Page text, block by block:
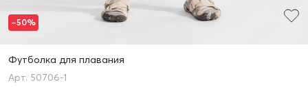
Футболка для плавания
50706-1
–50%